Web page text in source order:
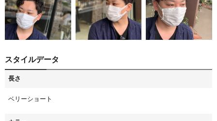
スタイルデータ
長さ
ベリーショート